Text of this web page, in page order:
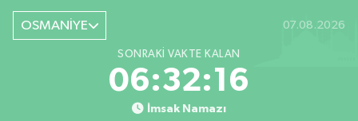
OSMANİYE 07.08.2026
SONRAKI VAKTE KALAN
06:32:16
İmsak Namazı